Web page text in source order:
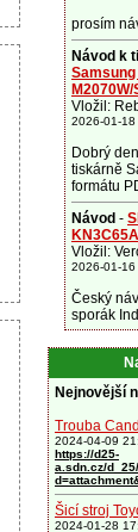
prosím
Návod k
Samsung
M2070W/
Vložil:
2026-01-
Dobrý
tiskárně
formátu
Návod -
Vložil:
2026-01-
Český
sporák
Nejnovější
Trouba
2024-04-09
https://d25-
a.sdn.cz/
Šicí stroj
2024-01-28